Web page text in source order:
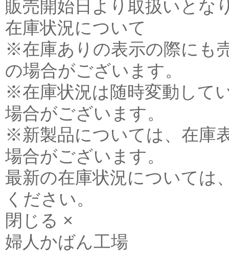
販売開始日より取扱いとな
在庫状況について
※在庫ありの表示の際にも
の場合がございます。
※在庫状況は随時変動して
場合がございます。
※新製品については、在庫
場合がございます。
最新の在庫状況については
ください。
閉じる ×
婦人かばん工場